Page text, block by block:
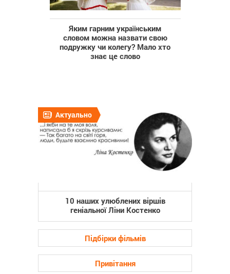
Яким гарним українським
словом можна назвати свою
подружку чи колегу? Мало хто
знає це слово
Актуально
10 наших улюблених віршів
геніальної Ліни Костенко
Підбірки фільмів
Привітання